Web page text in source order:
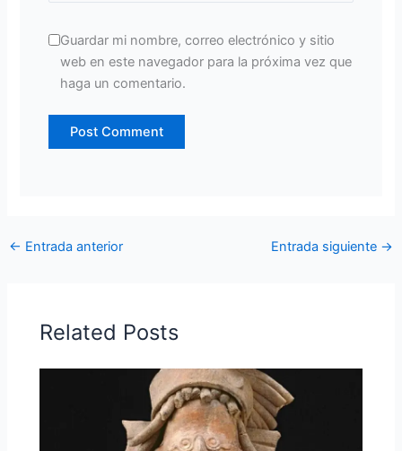
Guardar mi nombre, correo electrónico y sitio
web en este navegador para la próxima vez que
haga un comentario.
← Entrada anterior Entrada siguiente →
Related Posts